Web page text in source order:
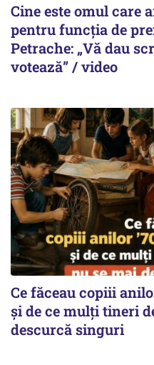
Cine este omul care
pentru funcția de
Petrache: „Vă dau
votează” / video
Ce făceau copiii
și de ce mulți tineri
descurcă singuri